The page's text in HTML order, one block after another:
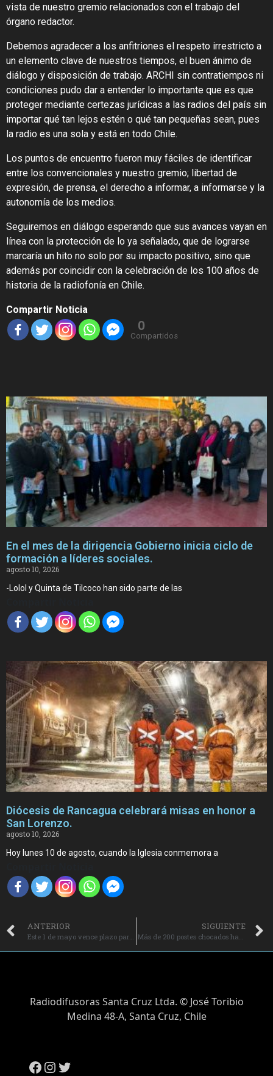
vista de nuestro gremio relacionados con el trabajo del
órgano redactor.
Debemos agradecer a los anfitriones el respeto irrestricto a
un elemento clave de nuestros tiempos, el buen ánimo de
diálogo y disposición de trabajo. ARCHI sin contratiempos ni
condiciones pudo dar a entender lo importante que es que
proteger mediante certezas jurídicas a las radios del país sin
importar qué tan lejos estén o qué tan pequeñas sean, pues
la radio es una sola y está en todo Chile.
Los puntos de encuentro fueron muy fáciles de identificar
entre los convencionales y nuestro gremio; libertad de
expresión, de prensa, el derecho a informar, a informarse y la
autonomía de los medios.
Seguiremos en diálogo esperando que sus avances vayan en
línea con la protección de lo ya señalado, que de lograrse
marcaría un hito no solo por su impacto positivo, sino que
además por coincidir con la celebración de los 100 años de
historia de la radiofonía en Chile.
Compartir Noticia
0
Compartidos
En el mes de la dirigencia Gobierno inicia ciclo de
formación a líderes sociales.
agosto 10, 2026
-Lolol y Quinta de Tilcoco han sido parte de las
Diócesis de Rancagua celebrará misas en honor a
San Lorenzo.
agosto 10, 2026
Hoy lunes 10 de agosto, cuando la Iglesia conmemora a
ANTERIOR SIGUIENTE
Radiodifusoras Santa Cruz Ltda. © José Toribio
Medina 48-A, Santa Cruz, Chile